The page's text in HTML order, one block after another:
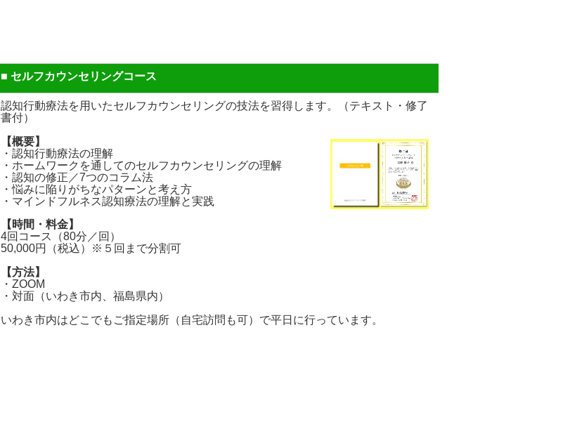
■ セルフカウンセリングコース
認知行動療法を用いたセルフカウンセリングの技法を習得します。（テキスト・修了
書付）
【概要】
・認知行動療法の理解
・ホームワークを通してのセルフカウンセリングの理解
・認知の修正／7つのコラム法
・悩みに陥りがちなパターンと考え方
・マインドフルネス認知療法の理解と実践
【時間・料金】
4回コース（80分／回）
50,000円（税込）※５回まで分割可
【方法】
・ZOOM
・対面（いわき市内、福島県内）
いわき市内はどこでもご指定場所（自宅訪問も可）で平日に行っています。